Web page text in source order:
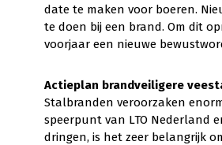
date te maken voor boeren.
te doen bij een brand. Om dit
voorjaar een nieuwe
Actieplan brandveiligere
Stalbranden veroorzaken
speerpunt van LTO Nederland
dringen, is het zeer belangrijk